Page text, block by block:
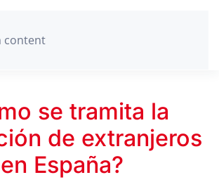
content
se tramita la
de extranjeros
en España?